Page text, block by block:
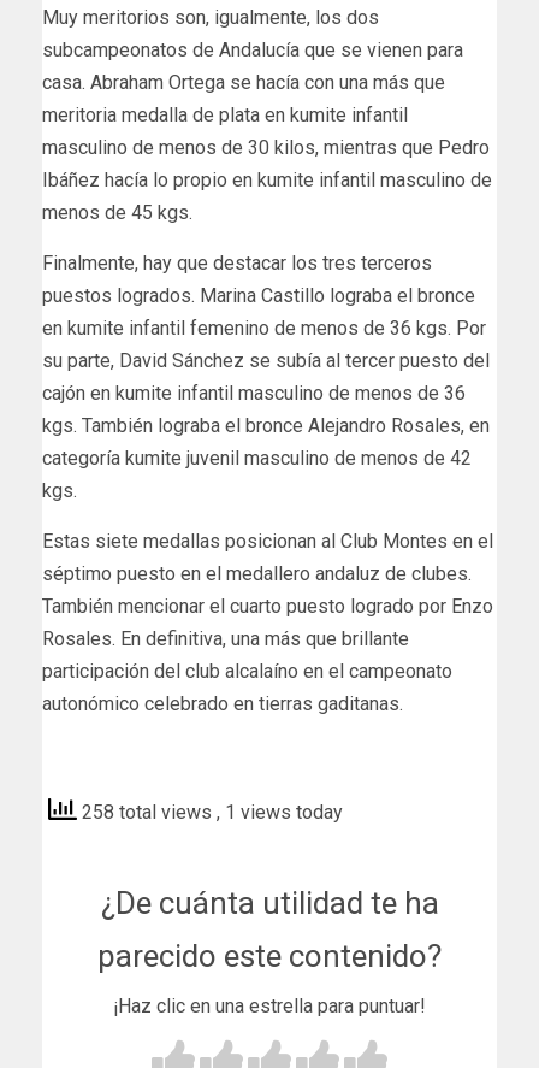
Muy meritorios son, igualmente, los dos
subcampeonatos de Andalucía que se vienen para
casa. Abraham Ortega se hacía con una más que
meritoria medalla de plata en kumite infantil
masculino de menos de 30 kilos, mientras que Pedro
Ibáñez hacía lo propio en kumite infantil masculino de
menos de 45 kgs.
Finalmente, hay que destacar los tres terceros
puestos logrados. Marina Castillo lograba el bronce
en kumite infantil femenino de menos de 36 kgs. Por
su parte, David Sánchez se subía al tercer puesto del
cajón en kumite infantil masculino de menos de 36
kgs. También lograba el bronce Alejandro Rosales, en
categoría kumite juvenil masculino de menos de 42
kgs.
Estas siete medallas posicionan al Club Montes en el
séptimo puesto en el medallero andaluz de clubes.
También mencionar el cuarto puesto logrado por Enzo
Rosales. En definitiva, una más que brillante
participación del club alcalaíno en el campeonato
autonómico celebrado en tierras gaditanas.
258 total views , 1 views today
¿De cuánta utilidad te ha
parecido este contenido?
¡Haz clic en una estrella para puntuar!